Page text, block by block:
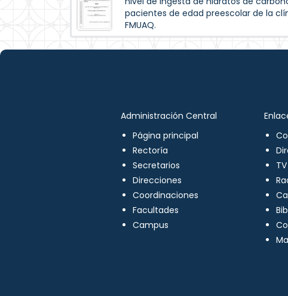
pacientes de edad preescolar de la
FMUAQ.
Administración Central
Página principal
Rectoría
Secretarios
Direcciones
Coordinaciones
Facultades
Campus